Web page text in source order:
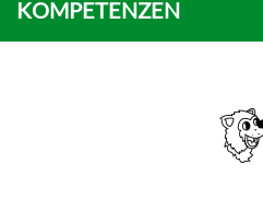
KOMPETENZEN